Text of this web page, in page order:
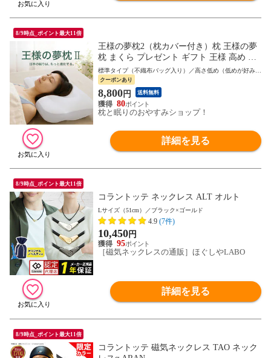
8/9時点_ポイント最大11倍
王様の夢枕2（枕カバー付き）枕 王様の夢
枕 まくら プレゼント ギフト 王様 高め 高
い 低い 低め 硬め 固め かため 洗える ビー
ズ 王様の枕 大きい ストレートネック マク
ラ makura 安眠 首 硬い 頸椎 快眠 夢枕 おす
すめ 人気 ゆめまくら
標準タイプ（不織布バッグ入り）／高さ低め（低めが好みの
かた向け）
クーポンあり
8,800円 送料無料
80
枕と眠りのおやすみショップ！
詳細を見る
8/9時点_ポイント最大11倍
コラントッテ ネックレス ALT オルト
Lサイズ（51cm）／ブラック×ゴールド
4.9 (7件)
10,450円
95
［磁気ネックレスの通販］ほぐしやLABO
詳細を見る
8/9時点_ポイント最大11倍
コラントッテ 磁気ネックレス TAO ネック